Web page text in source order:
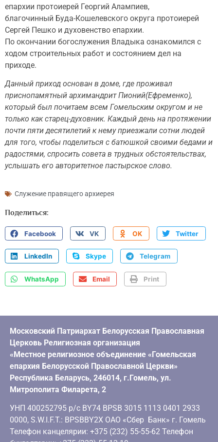
епархии протоиерей Георгий Алампиев,
благочинный Буда-Кошелевского округа протоиерей
Сергей Пешко и духовенство епархии.
По окончании богослужения Владыка ознакомился с
ходом строительных работ и состоянием дел на
приходе.
Данный приход основан в доме, где проживал
приснопамятный архимандрит Пионий(Ефременко),
который был почитаем всем Гомельским округом и не
только как старец-духовник. Каждый день на протяжении
почти пяти десятилетий к нему приезжали сотни людей
для того, чтобы поделиться с батюшкой своими бедами и
радостями, спросить совета в трудных обстоятельствах,
услышать его авторитетное пастырское слово.
Служение правящего архиерея
Поделиться:
Facebook VK OK Twitter
LinkedIn Skype Telegram
WhatsApp Email Print
Московский Патриархат Белорусская Православная
Церковь Религиозная организация
«Местное религиозное объединение «Гомельская
епархия Белорусской Православной Церкви»
Республика Беларусь, 246014, г.Гомель, ул.
Митрополита Филарета, 2
УНП 400252795 р/с BY74 BPSB 3015 1113 0401 2933
0000, S.W.I.F.T.: BPSBBY2X ОАО «Сбер Банк» г. Гомель
Телефон канцелярии: +375 (232) 55-55-62 Телефон